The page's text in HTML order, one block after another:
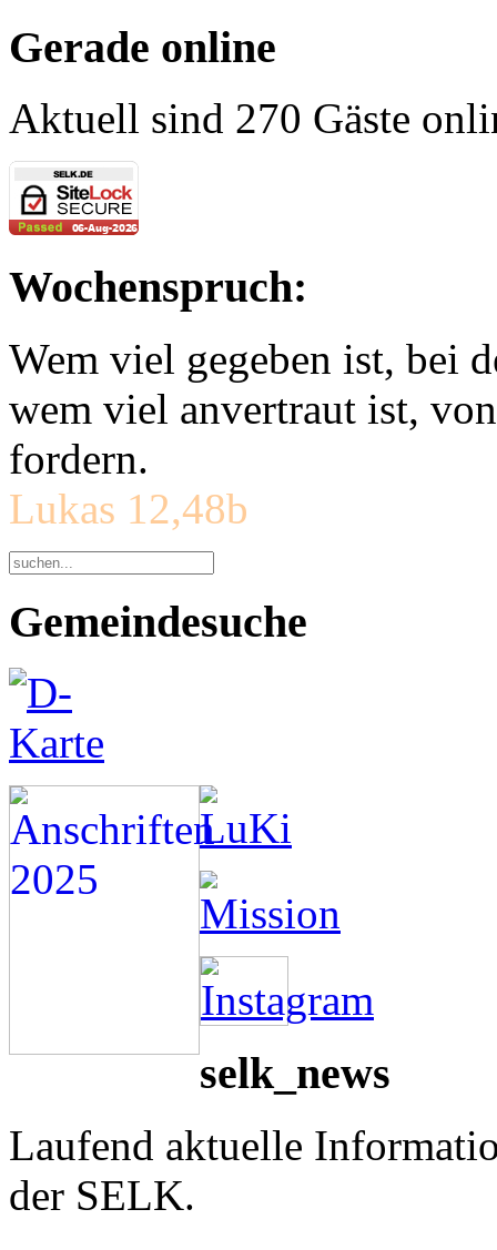
Gerade online
Aktuell sind 270 Gäste
Wochenspruch:
Wem viel gegeben ist, bei
wem viel anvertraut ist,
fordern.
Lukas 12,48b
Gemeindesuche
selk_news
Laufend aktuelle
der SELK.